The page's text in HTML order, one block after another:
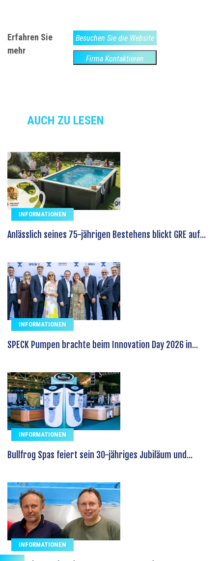
Erfahren Sie
mehr
Besuchen Sie die Website
Firma Kontaktieren
AUCH ZU LESEN
INFORMATIONEN
Anlässlich seines 75-jährigen Bestehens blickt GRE auf...
INFORMATIONEN
SPECK Pumpen brachte beim Innovation Day 2026 in...
INFORMATIONEN
Bullfrog Spas feiert sein 30-jähriges Jubiläum und...
INFORMATIONEN